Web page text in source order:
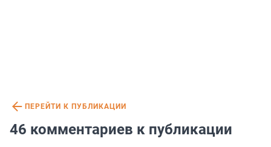
ПЕРЕЙТИ К ПУБЛИКАЦИИ
46 комментариев к публикации